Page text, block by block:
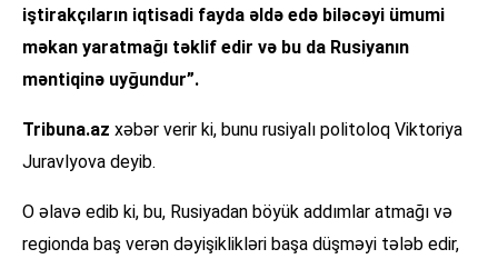
iştirakçıların iqtisadi fayda əldə edə biləcəyi ümumi
məkan yaratmağı təklif edir və bu da Rusiyanın
məntiqinə uyğundur”.
Tribuna.az xəbər verir ki, bunu rusiyalı politoloq Viktoriya
Juravlyova deyib.
O əlavə edib ki, bu, Rusiyadan böyük addımlar atmağı və
regionda baş verən dəyişiklikləri başa düşməyi tələb edir,